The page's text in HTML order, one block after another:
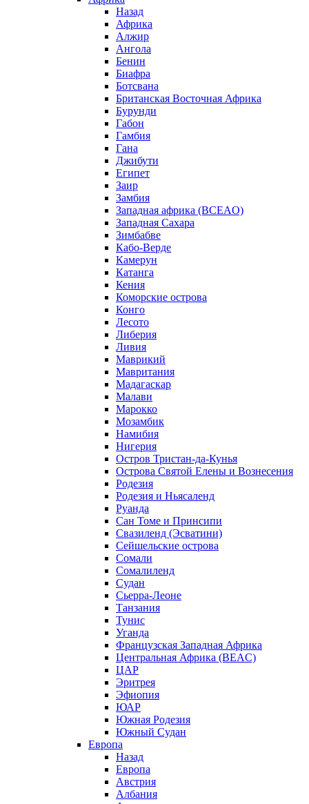
Назад
Африка
Алжир
Ангола
Бенин
Биафра
Ботсвана
Британская Восточная Африка
Бурунди
Габон
Гамбия
Гана
Джибути
Египет
Заир
Замбия
Западная африка (BCEAO)
Западная Сахара
Зимбабве
Кабо-Верде
Камерун
Катанга
Кения
Коморские острова
Конго
Лесото
Либерия
Ливия
Маврикий
Мавритания
Мадагаскар
Малави
Марокко
Мозамбик
Намибия
Нигерия
Остров Тристан-да-Кунья
Острова Святой Елены и Вознесения
Родезия
Родезия и Ньясаленд
Руанда
Сан Томе и Принсипи
Свазиленд (Эсватини)
Сейшельские острова
Сомали
Сомалиленд
Судан
Сьерра-Леоне
Танзания
Тунис
Уганда
Французская Западная Африка
Центральная Африка (BEAC)
ЦАР
Эритрея
Эфиопия
ЮАР
Южная Родезия
Южный Судан
Европа
Назад
Европа
Австрия
Албания